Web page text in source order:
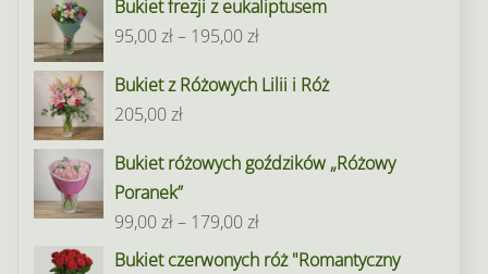
Bukiet frezji z eukaliptusem
95,00zł– 195,00złZakres
od
do
Bukiet z Różowych Lilii i Róż
205,00zł
Bukiet różowych goździków „Różowy
Poranek”
99,00zł– 179,00złZakres
cen:
Bukiet czerwonych róż "Romantyczny